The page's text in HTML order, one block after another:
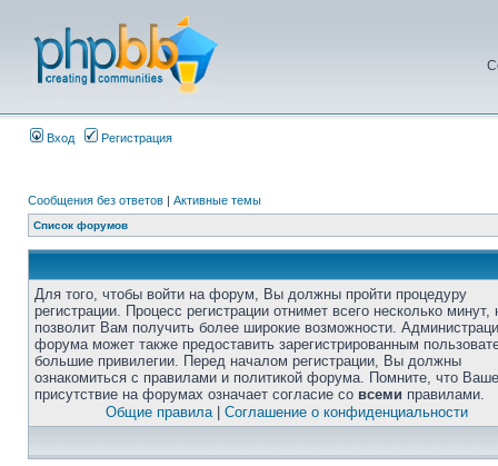
Вход Регистрация
Сообщения без ответов | Активные темы
Список форумов
Для того, чтобы войти на форум, Вы должны пройти процедуру
регистрации. Процесс регистрации отнимет всего несколько минут,
позволит Вам получить более широкие возможности.
форума может также предоставить зарегистрированным
большие привилегии. Перед началом регистрации, Вы должны
ознакомиться с правилами и политикой форума. Помните, что Ваше
присутствие на форумах означает согласие со всеми правилами.
Общие правила| Соглашение о конфиденциальности